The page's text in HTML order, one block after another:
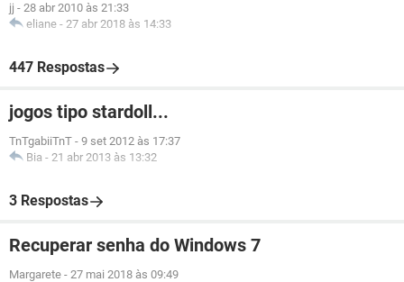
jj - 28 abr 2010 às 21:33
eliane - 27 abr 2018 às 14:33
447 Respostas
jogos tipo stardoll...
TnTgabiiTnT - 9 set 2012 às 17:37
Bia - 21 abr 2013 às 13:32
3 Respostas
Recuperar senha do Windows 7
Margarete - 27 mai 2018 às 09:49